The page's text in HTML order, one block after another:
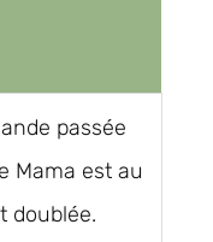
passée
Mama est au
doublée.